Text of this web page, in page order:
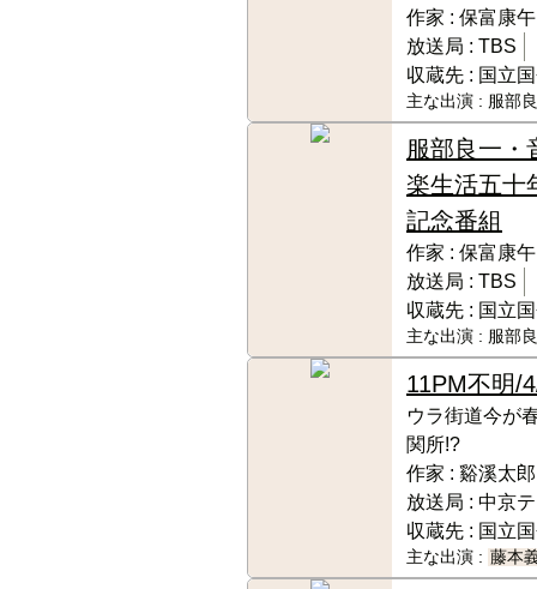
作家 : 保富康午
放送局 : TBS
収蔵先 : 国立
主な出演 : 服部
服部良一・
楽生活五十
記念番組
作家 : 保富康午
放送局 : TBS
収蔵先 : 国立
主な出演 : 服部
11PM不明/
ウラ街道今が
関所!?
作家 : 谿溪太郎
放送局 : 中京
収蔵先 : 国立
主な出演 : 藤本